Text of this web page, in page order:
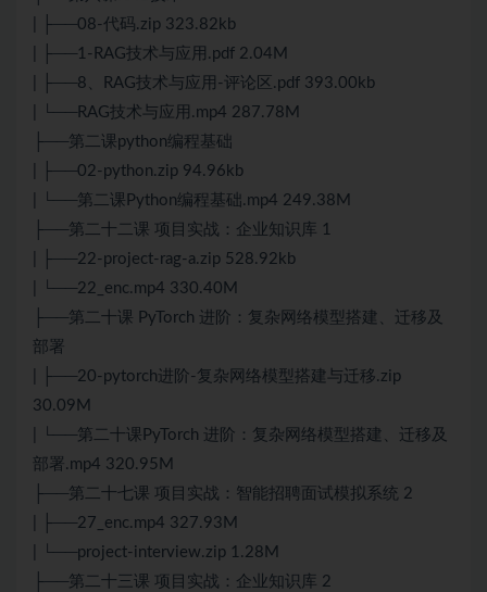
| ├──08-代码.zip 323.82kb
| ├──1-RAG技术与应用.pdf 2.04M
| ├──8、RAG技术与应用-评论区.pdf 393.00kb
| └──RAG技术与应用.mp4 287.78M
├──第二课python编程基础
| ├──02-python.zip 94.96kb
| └──第二课Python编程基础.mp4 249.38M
├──第二十二课 项目实战：企业知识库 1
| ├──22-project-rag-a.zip 528.92kb
| └──22_enc.mp4 330.40M
├──第二十课 PyTorch 进阶：复杂网络模型搭建、迁移及
部署
| ├──20-pytorch进阶-复杂网络模型搭建与迁移.zip
30.09M
| └──第二十课PyTorch 进阶：复杂网络模型搭建、迁移及
部署.mp4 320.95M
├──第二十七课 项目实战：智能招聘面试模拟系统 2
| ├──27_enc.mp4 327.93M
| └──project-interview.zip 1.28M
├──第二十三课 项目实战：企业知识库 2